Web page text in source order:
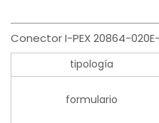
Conector I-PEX 20864-
tipología
formulario